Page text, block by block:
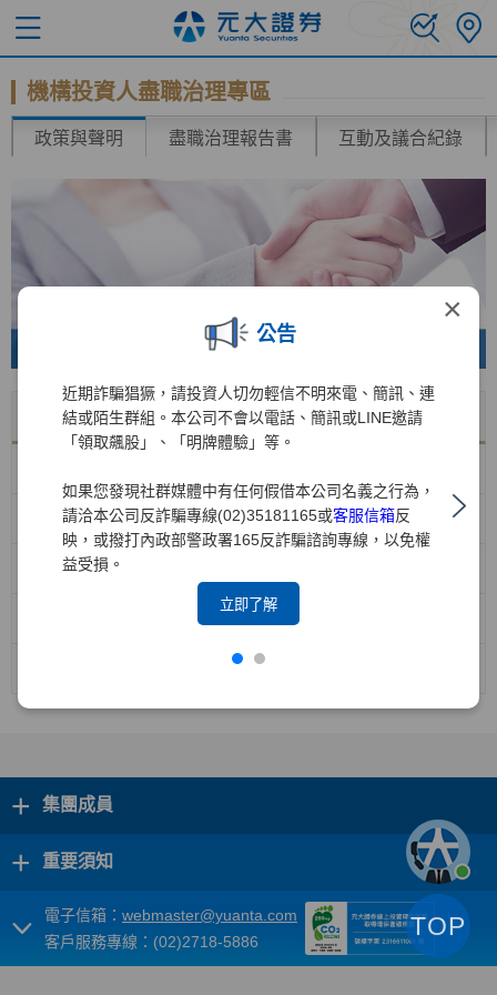
×
公告
近期詐騙猖獗，請投資人切勿輕信不明來電、簡訊、連
結或陌生群組。本公司不會以電話、簡訊或LINE邀請
「領取飆股」、「明牌體驗」等。
如果您發現社群媒體中有任何假借本公司名義之行為，
請洽本公司反詐騙專線(02)35181165或客服信箱反
映，或撥打內政部警政署165反詐騙諮詢專線，以免權
益受損。
立即了解
機構投資人盡職治理專區
政策與聲明 盡職治理報告書 互動及議合紀錄
下載
機構投資人盡職治理政策
防範利益衝突管理政策
機構投資人盡職治理守則遵循聲明(中文版)
機構投資人盡職治理守則遵循聲明(英文版)
+ 集團成員
+ 重要須知
電子信箱： webmaster@yuanta.com
客戶服務專線：(02)2718-5886
TOP